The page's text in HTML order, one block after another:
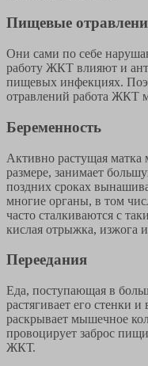
Пищевые
Они сами по себе
работу ЖКТ влияют и
пищевых инфекциях.
отравлений работа ЖКТ
Беременность
Активно растущая матка
размере, занимает
поздних сроках
многие органы, в том
часто сталкиваются с
кислая отрыжка, изжога
Переедания
Еда, поступающая в
растягивает его стенки
раскрывает мышечное
провоцирует заброс
ЖКТ.